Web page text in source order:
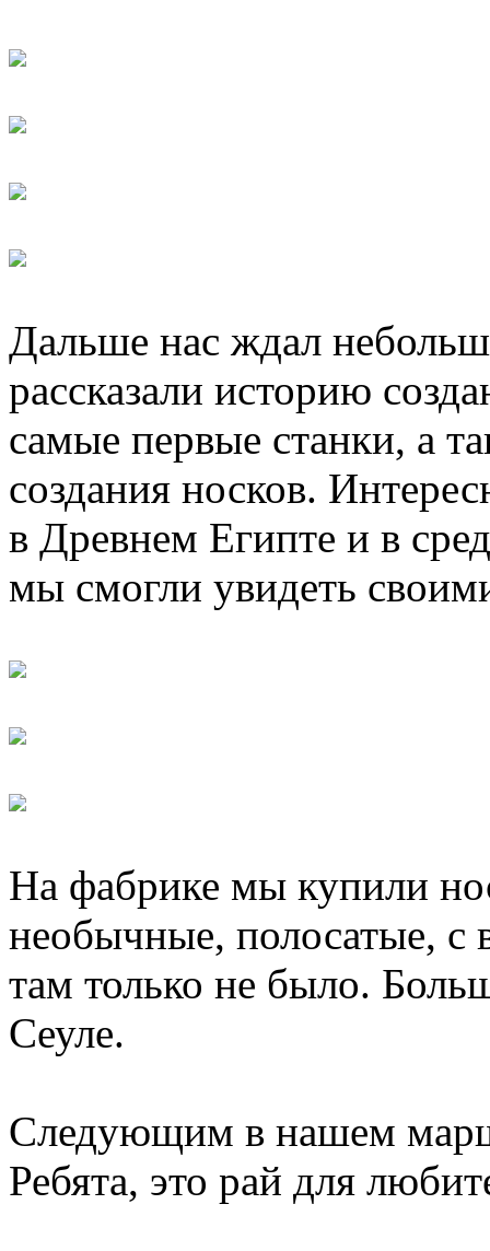
Дальше нас ждал
рассказали историю
самые первые станки, а
создания носков.
в Древнем Египте и в
мы смогли увидеть
На фабрике мы купили
необычные, полосатые,
там только не было.
Сеуле.
Следующим в нашем
Ребята, это рай для